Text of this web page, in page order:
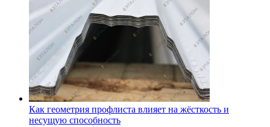
Как геометрия профлиста влияет на жёсткость и
несущую способность